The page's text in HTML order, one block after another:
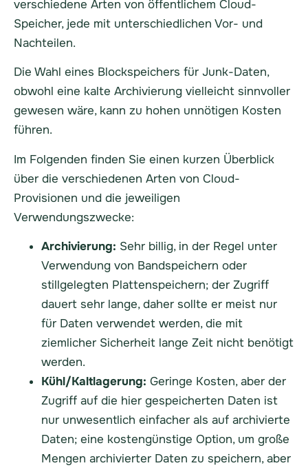
verschiedene Arten von öffentlichem Cloud-
Speicher, jede mit unterschiedlichen Vor- und
Nachteilen.
Die Wahl eines Blockspeichers für Junk-Daten,
obwohl eine kalte Archivierung vielleicht sinnvoller
gewesen wäre, kann zu hohen unnötigen Kosten
führen.
Im Folgenden finden Sie einen kurzen Überblick
über die verschiedenen Arten von Cloud-
Provisionen und die jeweiligen
Verwendungszwecke:
Archivierung: Sehr billig, in der Regel unter
Verwendung von Bandspeichern oder
stillgelegten Plattenspeichern; der Zugriff
dauert sehr lange, daher sollte er meist nur
für Daten verwendet werden, die mit
ziemlicher Sicherheit lange Zeit nicht benötigt
werden.
Kühl/Kaltlagerung: Geringe Kosten, aber der
Zugriff auf die hier gespeicherten Daten ist
nur unwesentlich einfacher als auf archivierte
Daten; eine kostengünstige Option, um große
Mengen archivierter Daten zu speichern, aber